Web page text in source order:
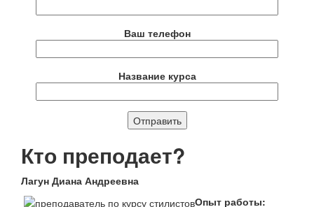
Ваш телефон
Название курса
Кто преподает?
Лагун Диана Андреевна
Опыт работы: